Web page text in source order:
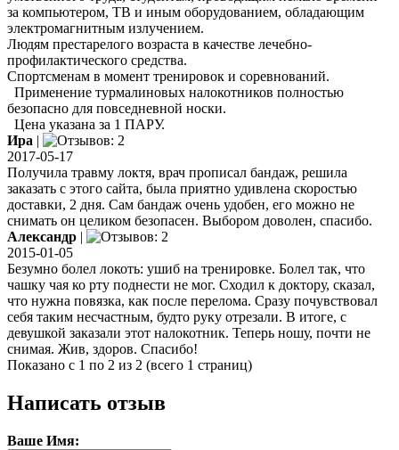
за компьютером, ТВ и иным оборудованием, обладающим
электромагнитным излучением.
Людям престарелого возраста в качестве лечебно-
профилактического средства.
Спортсменам в момент тренировок и соревнований.
Применение турмалиновых налокотников полностью
безопасно для повседневной носки.
Цена указана за 1 ПАРУ.
Ира |
2017-05-17
Получила травму локтя, врач прописал бандаж, решила
заказать с этого сайта, была приятно удивлена скоростью
доставки, 2 дня. Сам бандаж очень удобен, его можно не
снимать он целиком безопасен. Выбором доволен, спасибо.
Александр |
2015-01-05
Безумно болел локоть: ушиб на тренировке. Болел так, что
чашку чая ко рту поднести не мог. Сходил к доктору, сказал,
что нужна повязка, как после перелома. Сразу почувствовал
себя таким несчастным, будто руку отрезали. В итоге, с
девушкой заказали этот налокотник. Теперь ношу, почти не
снимая. Жив, здоров. Спасибо!
Показано с 1 по 2 из 2 (всего 1 страниц)
Написать отзыв
Ваше Имя: